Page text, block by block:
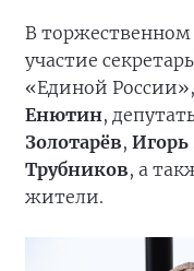
В
участие
«Единой
Енютин,
Золотарёв, Игорь
Трубников, а
жители.